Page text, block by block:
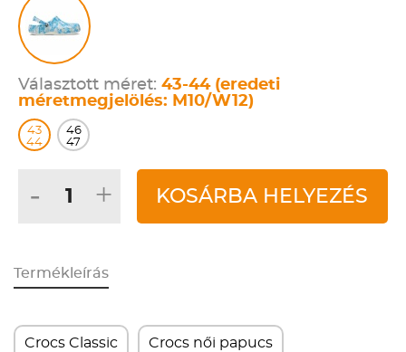
Választott méret: 43-44 (eredeti
méretmegjelölés: M10/W12)
43
44
46
47
- + KOSÁRBA HELYEZÉS
Termékleírás
Crocs Classic Crocs női papucs